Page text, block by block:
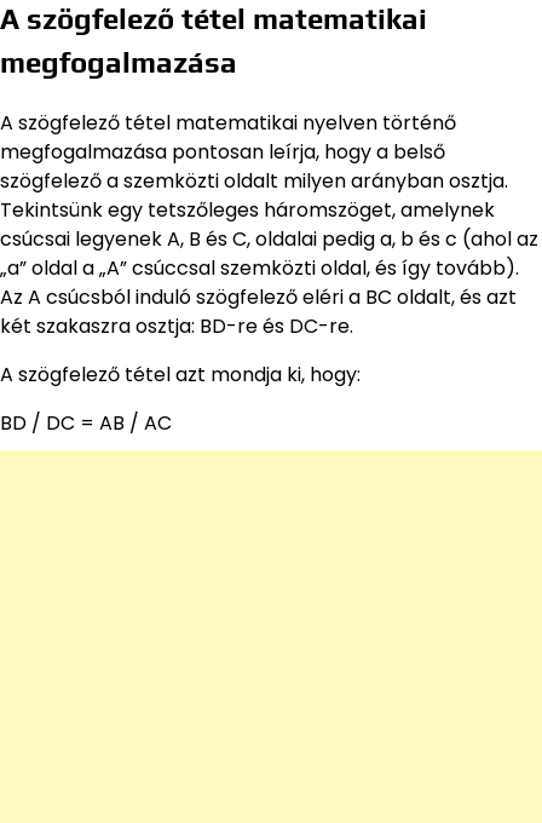
A szögfelező tétel matematikai
megfogalmazása
A szögfelező tétel matematikai nyelven történő
megfogalmazása pontosan leírja, hogy a belső
szögfelező a szemközti oldalt milyen arányban osztja.
Tekintsünk egy tetszőleges háromszöget, amelynek
csúcsai legyenek A, B és C, oldalai pedig a, b és c (ahol az
„a” oldal a „A” csúccsal szemközti oldal, és így tovább).
Az A csúcsból induló szögfelező eléri a BC oldalt, és azt
két szakaszra osztja: BD-re és DC-re.
A szögfelező tétel azt mondja ki, hogy:
BD / DC = AB / AC